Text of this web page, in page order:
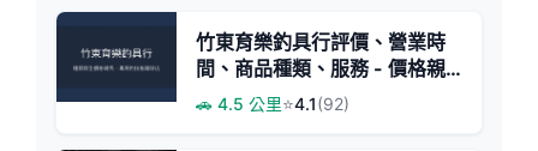
竹東育樂釣具行評價、營業時
間、商品種類、服務 - 價格親
民、專業指導
🚗 4.5 公里⭐4.1(92)